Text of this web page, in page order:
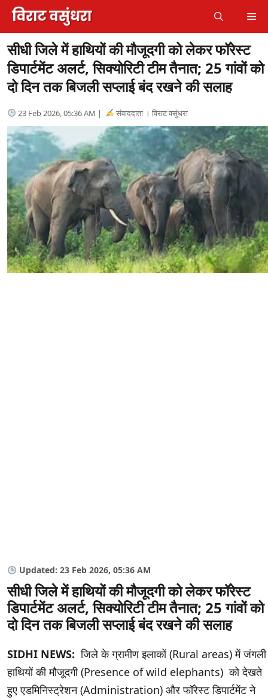
Skip
content
सीधी जिले में हाथियों की मौजूदगी को लेकर फॉरेस्ट
डिपार्टमेंट अलर्ट, सिक्योरिटी टीम तैनात; 25 गांवों को
दो दिन तक बिजली सप्लाई बंद रखने की सलाह
23 Feb 2026, 05:36 AM | संवाददाता । विराट वसुंधरा
Updated: 23 Feb 2026, 05:36 AM
सीधी जिले में हाथियों की मौजूदगी को लेकर फॉरेस्ट
डिपार्टमेंट अलर्ट, सिक्योरिटी टीम तैनात; 25 गांवों को
दो दिन तक बिजली सप्लाई बंद रखने की सलाह
SIDHI NEWS: जिले के ग्रामीण इलाकों (Rural areas) में जंगली
हाथियों की मौजूदगी (Presence of wild elephants) को देखते
हुए एडमिनिस्ट्रेशन (Administration) और फॉरेस्ट डिपार्टमेंट ने